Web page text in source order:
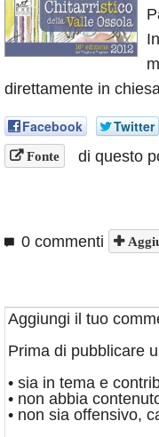
direttamente in
Facebook Twitter
Fonte di questo
0 commenti
Aggiungi il tuo
Prima di pubblicare
• sia in tema e
• non abbia
• non sia offensivo,